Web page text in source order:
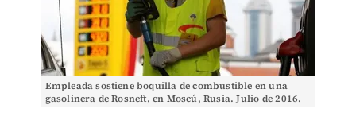
Empleada sostiene boquilla de combustible en una
gasolinera de Rosneft, en Moscú, Rusia. Julio de 2016.